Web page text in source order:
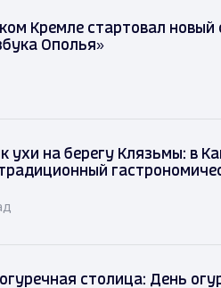
Кремле стартовал новый
Ополья»
ухи на берегу Клязьмы: в
столица: День